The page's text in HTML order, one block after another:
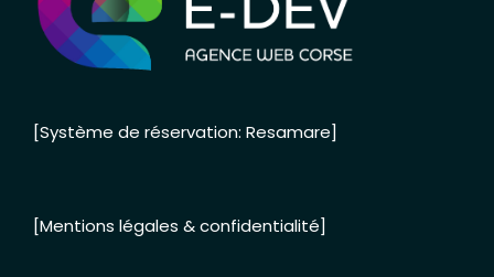
[Système de réservation: Resamare]
[Mentions légales & confidentialité]